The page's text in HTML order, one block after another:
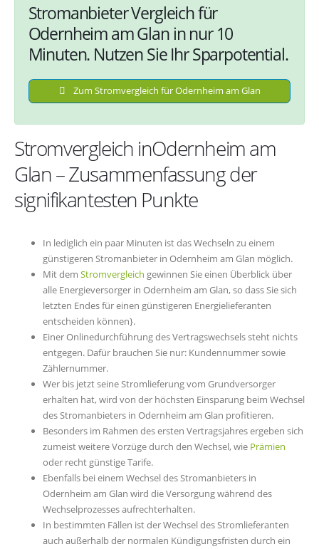
Stromanbieter Vergleich für
Odernheim am Glan in nur 10
Minuten. Nutzen Sie Ihr Sparpotential.
Zum Stromvergleich für Odernheim am Glan
Stromvergleich inOdernheim am
Glan – Zusammenfassung der
signifikantesten Punkte
In lediglich ein paar Minuten ist das Wechseln zu einem
günstigeren Stromanbieter in Odernheim am Glan möglich.
Mit dem Stromvergleich gewinnen Sie einen Überblick über
alle Energieversorger in Odernheim am Glan, so dass Sie sich
letzten Endes für einen günstigeren Energielieferanten
entscheiden können}.
Einer Onlinedurchführung des Vertragswechsels steht nichts
entgegen. Dafür brauchen Sie nur: Kundennummer sowie
Zählernummer.
Wer bis jetzt seine Stromlieferung vom Grundversorger
erhalten hat, wird von der höchsten Einsparung beim Wechsel
des Stromanbieters in Odernheim am Glan profitieren.
Besonders im Rahmen des ersten Vertragsjahres ergeben sich
zumeist weitere Vorzüge durch den Wechsel, wie Prämien
oder recht günstige Tarife.
Ebenfalls bei einem Wechsel des Stromanbieters in
Odernheim am Glan wird die Versorgung während des
Wechselprozesses aufrechterhalten.
In bestimmten Fällen ist der Wechsel des Stromlieferanten
auch außerhalb der normalen Kündigungsfristen durch ein